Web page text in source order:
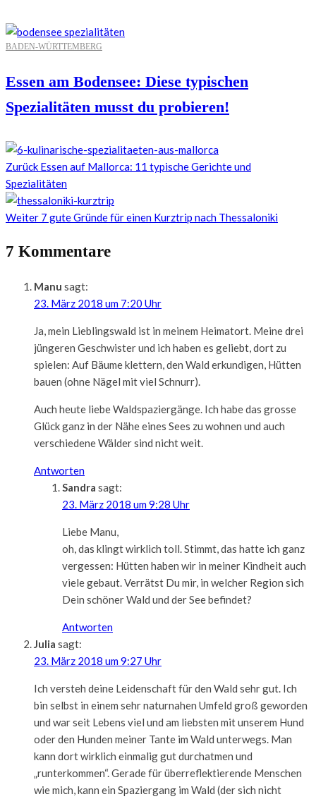
BADEN-WÜRTTEMBERG
Essen am Bodensee: Diese typischen
Spezialitäten musst du probieren!
Zurück Essen auf Mallorca: 11 typische Gerichte und
Spezialitäten
Weiter 7 gute Gründe für einen Kurztrip nach Thessaloniki
7 Kommentare
Manu sagt:
23. März 2018 um 7:20 Uhr
Ja, mein Lieblingswald ist in meinem Heimatort. Meine drei
jüngeren Geschwister und ich haben es geliebt, dort zu
spielen: Auf Bäume klettern, den Wald erkundigen, Hütten
bauen (ohne Nägel mit viel Schnurr).
Auch heute liebe Waldspaziergänge. Ich habe das grosse
Glück ganz in der Nähe eines Sees zu wohnen und auch
verschiedene Wälder sind nicht weit.
Antworten
Sandra sagt:
23. März 2018 um 9:28 Uhr
Liebe Manu,
oh, das klingt wirklich toll. Stimmt, das hatte ich ganz
vergessen: Hütten haben wir in meiner Kindheit auch
viele gebaut. Verrätst Du mir, in welcher Region sich
Dein schöner Wald und der See befindet?
Antworten
Julia sagt:
23. März 2018 um 9:27 Uhr
Ich versteh deine Leidenschaft für den Wald sehr gut. Ich
bin selbst in einem sehr naturnahen Umfeld groß geworden
und war seit Lebens viel und am liebsten mit unserem Hund
oder den Hunden meiner Tante im Wald unterwegs. Man
kann dort wirklich einmalig gut durchatmen und
„runterkommen“. Gerade für überreflektierende Menschen
wie mich, kann ein Spaziergang im Wald (der sich nicht